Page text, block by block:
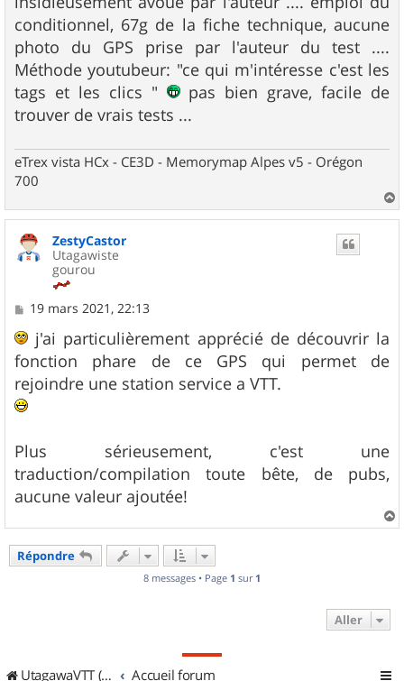
conditionnel, 67g de la fiche technique, aucune
photo du GPS prise par l'auteur du test ....
Méthode youtubeur: "ce qui m'intéresse c'est les
tags et les clics "
pas bien grave, facile de
trouver de vrais tests ...
eTrex vista HCx - CE3D - Memorymap Alpes v5 - Orégon
700
a
u
ZestyCastor
Utagawiste
gourou
M
s
a
g
e
19 mars 2021, 22:13
j'ai particulièrement apprécié de découvrir la
fonction phare de ce GPS qui permet de
rejoindre une station service a VTT.
Plus sérieusement, c'est une
traduction/compilation toute bête, de pubs,
aucune valeur ajoutée!
a
Répondre
8 messages • Page 1 sur 1
Aller
UtagawaVTT (Randos VTT et VTTAE avec traces GPS) Accueil forum